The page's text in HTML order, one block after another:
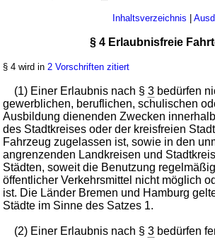
Inhaltsverzeichnis |
§ 4 Erlaubnisfreie
§ 4 wird in 2 Vorschriften zitiert
(1) Einer Erlaubnis nach §3 bedürfen
gewerblichen, beruflichen, schulischen
Ausbildung dienenden Zwecken
des Stadtkreises oder der kreisfreien
Fahrzeug zugelassen ist, sowie in den
angrenzenden Landkreisen und
Städten, soweit die Benutzung
öffentlicher Verkehrsmittel nicht möglich
ist. Die Länder Bremen und Hamburg
Städte im Sinne des Satzes 1.
(2) Einer Erlaubnis nach §3 bedürfen